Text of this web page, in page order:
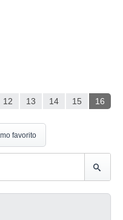
12 13 14 15 16
favorito